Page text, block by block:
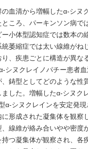
の血清から増幅したα-シヌ
ころ、パーキンソン病で
ー小体型認知症では数本の
萎縮症では太い線維がね
、疾患ごとに構造が異な
シヌクレイノパチー患者
鋳型としてどのような性
した。増幅したα-シヌク
α-シヌクレインを安定発
に形成された凝集体を観察
線維が絡み合いやや密度
つ凝集体が観察され、各